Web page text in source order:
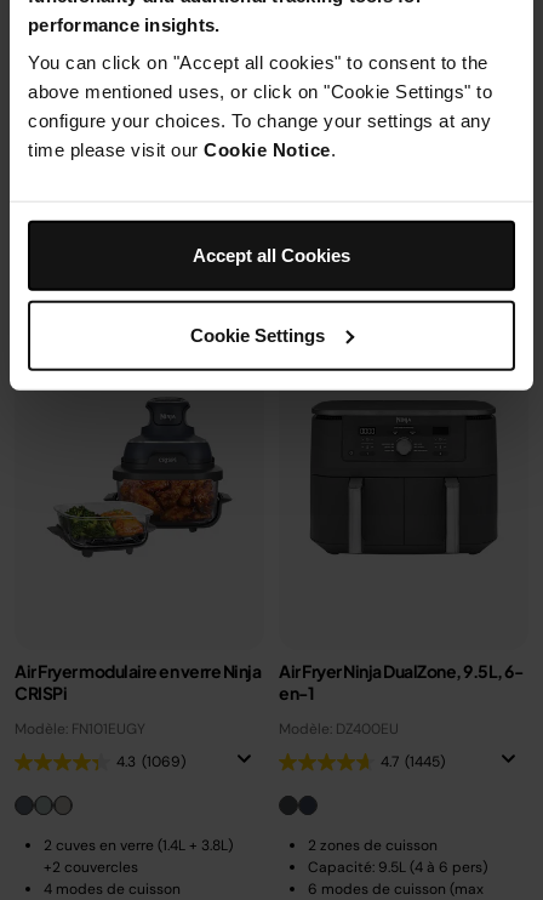
performance insights.
You can click on "Accept all cookies" to consent to the
above mentioned uses, or click on "Cookie Settings" to
configure your choices. To change your settings at any
time please visit our Cookie Notice.
Accept all Cookies
Cookie Settings
6 modes de cuisson (max
Synchronisation des
cuissons
179,99 € Prix réduit de
269,99 €au
Voir les détails
Fonctions Espresso et Café
filtre (dont Cold Brew)
Ajouter au panier
Air Fryer modulaire en verre Ninja
CRISPi
Modèle: FN101EUGY
4.3 (1069)
2 cuves en verre (1.4L + 3.8L)
+2 couvercles
4 modes de cuisson
Air Fryer Ninja DualZone, 9.5L, 6-
en-1
Modèle: DZ400EU
4.7 (1445)
2 zones de cuisson
Capacité: 9.5L (4 à 6 pers)
6 modes de cuisson (max